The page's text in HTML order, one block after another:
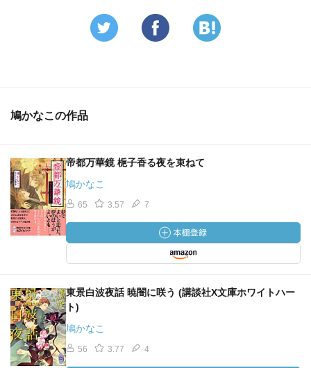
鳩かなこの作品
帝都万華鏡 梔子香る夜を束ねて
鳩かなこ
65 3.57 7
東景白波夜話 暁闇に咲う (講談社X文庫ホワイトハー
ト)
鳩かなこ
56 3.77 4